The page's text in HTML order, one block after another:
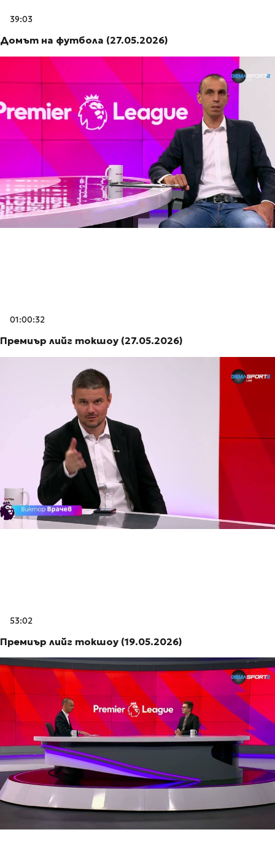
39:03
Домът на футбола (27.05.2026)
01:00:32
Премиър лийг токшоу (27.05.2026)
53:02
Премиър лийг токшоу (19.05.2026)